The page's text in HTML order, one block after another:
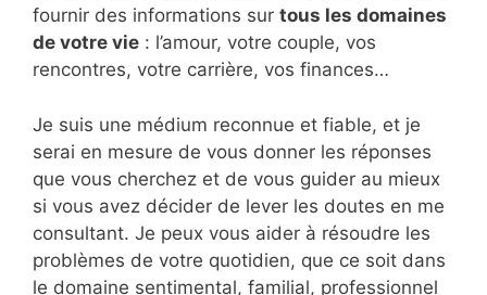
fournir des informations sur tous les domaines
de votre vie : l’amour, votre couple, vos
rencontres, votre carrière, vos finances…
Je suis une médium reconnue et fiable, et je
serai en mesure de vous donner les réponses
que vous cherchez et de vous guider au mieux
si vous avez décider de lever les doutes en me
consultant. Je peux vous aider à résoudre les
problèmes de votre quotidien, que ce soit dans
le domaine sentimental, familial, professionnel